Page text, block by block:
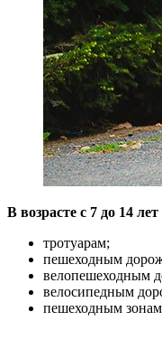
В возрасте с 7 до 14
тротуарам;
пешеходным
велопешеходным
велосипедным
пешеходным